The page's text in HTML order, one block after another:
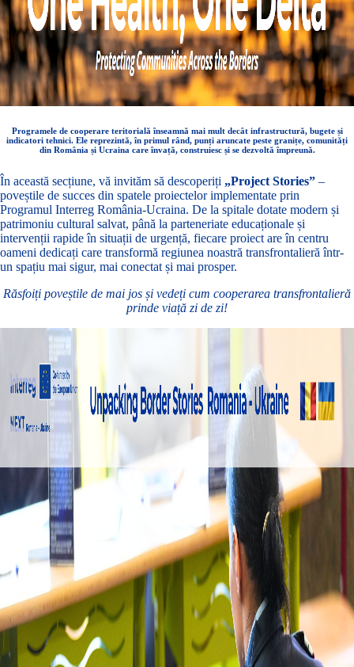
Programele de cooperare teritorială înseamnă mai mult decât infrastructură, bugete și
indicatori tehnici. Ele reprezintă, în primul rând, punți aruncate peste granițe, comunități
din România și Ucraina care învață, construiesc și se dezvoltă împreună.
În această secțiune, vă invităm să descoperiți „Project Stories” –
poveștile de succes din spatele proiectelor implementate prin
Programul Interreg România-Ucraina. De la spitale dotate modern și
patrimoniu cultural salvat, până la parteneriate educaționale și
intervenții rapide în situații de urgență, fiecare proiect are în centru
oameni dedicați care transformă regiunea noastră transfrontalieră într-
un spațiu mai sigur, mai conectat și mai prosper.
Răsfoiți poveștile de mai jos și vedeți cum cooperarea transfrontalieră
prinde viață zi de zi!